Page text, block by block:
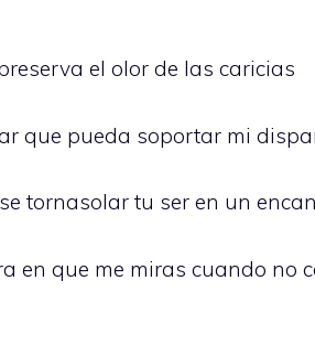
el olor de las caricias
que pueda soportar mi
tornasolar tu ser en un
en que me miras cuando no